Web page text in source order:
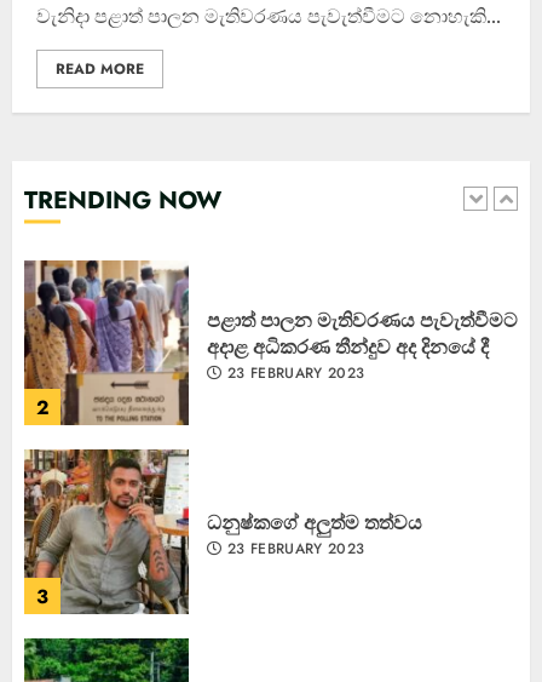
වැනිදා පළාත් පාලන මැතිවරණය පැවැත්වීමට නොහැකි...
READ MORE
TRENDING NOW
1
2
පළාත් පාලන මැතිවරණය පැවැත්වීමට
අදාළ අධිකරණ තීන්දුව අද දිනයේ දී
23 FEBRUARY 2023
3
ධනුෂ්කගේ අලුත්ම තත්වය
23 FEBRUARY 2023